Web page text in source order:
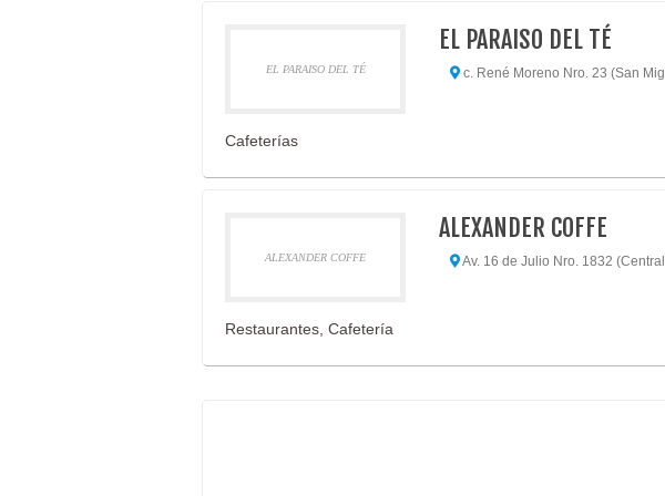
EL PARAISO DEL TÉ
EL PARAISO DEL TÉ
c. René Moreno Nro. 23 (San
Cafeterías
ALEXANDER COFFE
ALEXANDER COFFE
Av. 16 de Julio Nro. 1832
Restaurantes, Cafetería